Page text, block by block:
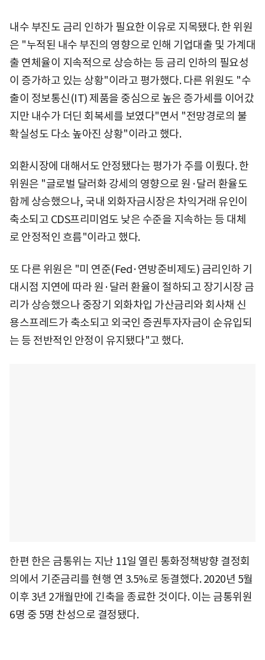
내수 부진도 금리 인하가 필요한 이유로 지목됐다. 한 위원
은 "누적된 내수 부진의 영향으로 인해 기업대출 및 가계대
출 연체율이 지속적으로 상승하는 등 금리 인하의 필요성
이 증가하고 있는 상황"이라고 평가했다. 다른 위원도 "수
출이 정보통신(IT) 제품을 중심으로 높은 증가세를 이어갔
지만 내수가 더딘 회복세를 보였다"면서 "전망경로의 불
확실성도 다소 높아진 상황"이라고 했다.
외환시장에 대해서도 안정됐다는 평가가 주를 이뤘다. 한
위원은 "글로벌 달러화 강세의 영향으로 원·달러 환율도
함께 상승했으나, 국내 외화자금시장은 차익거래 유인이
축소되고 CDS프리미엄도 낮은 수준을 지속하는 등 대체
로 안정적인 흐름"이라고 했다.
또 다른 위원은 "미 연준(Fed·연방준비제도) 금리인하 기
대시점 지연에 따라 원·달러 환율이 절하되고 장기시장 금
리가 상승했으나 중장기 외화차입 가산금리와 회사채 신
용스프레드가 축소되고 외국인 증권투자자금이 순유입되
는 등 전반적인 안정이 유지됐다"고 했다.
한편 한은 금통위는 지난 11일 열린 통화정책방향 결정회
의에서 기준금리를 현행 연 3.5%로 동결했다. 2020년 5월
이후 3년 2개월만에 긴축을 종료한 것이다. 이는 금통위원
6명 중 5명 찬성으로 결정됐다.